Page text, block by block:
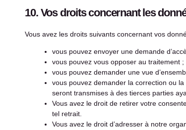
10. Vos droits concernant les
Vous avez les droits suivants concernant vos
vous pouvez envoyer une demande
vous pouvez vous opposer au traitement ;
vous pouvez demander une vue
vous pouvez demander la correction ou
seront transmises à des tierces parties
Vous avez le droit de retirer votre
tel retrait.
Vous avez le droit d’adresser à notre